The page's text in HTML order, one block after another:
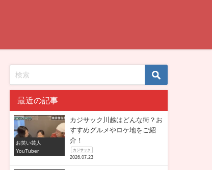
最近の記事
お笑い芸人
YouTuber
カジサック川越はどんな街？お
すすめグルメやロケ地をご紹
介！
カジサック
2026.07.23